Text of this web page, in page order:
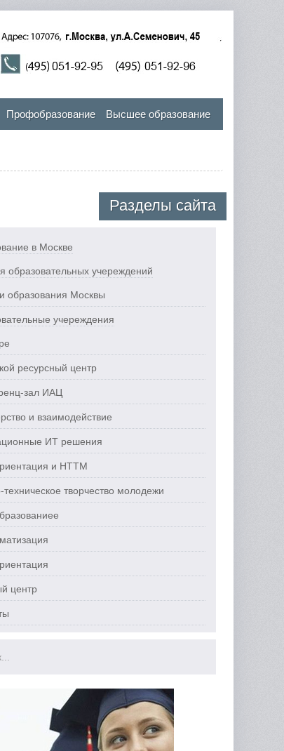
Профобразование Высшее образование
Разделы сайта
в Москве
образовательных учереждений
образования Москвы
учереждения
ресурсный центр
зал ИАЦ
и взаимодействие
ИТ решения
и НТТМ
техническое творчество молодежи
центр